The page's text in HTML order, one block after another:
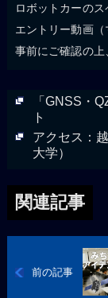
ロボットカーの
エントリー動画（
事前にご確認の上
「GNSS・
ト
アクセス：
大学）
関連記事
前の記事